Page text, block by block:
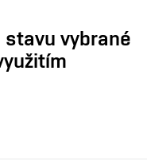
vybrané